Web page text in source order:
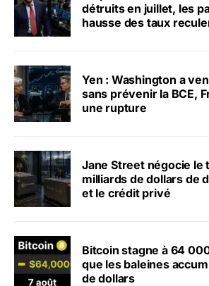
détruits en juillet, les
hausse des taux
Yen : Washington a
sans prévenir la BCE,
une rupture
Jane Street négocie le
milliards de dollars de
et le crédit privé
Bitcoin stagne à 64
que les baleines
de dollars